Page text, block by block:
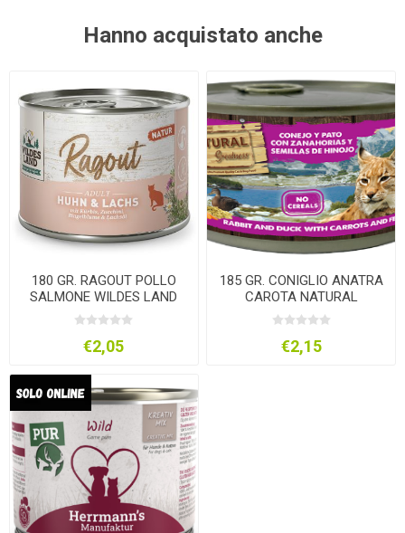
Hanno acquistato anche
180 GR. RAGOUT POLLO
SALMONE WILDES LAND
UMIDO GATTO
€2,05
185 GR. CONIGLIO ANATRA
CAROTA NATURAL
GREATNESS Umido GATTO
€2,15